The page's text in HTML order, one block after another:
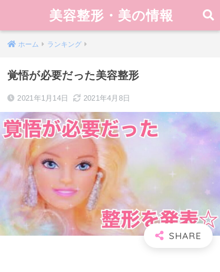
美容整形・美の情報
ホーム ランキング
覚悟が必要だった美容整形
2021年1月14日 2021年4月8日